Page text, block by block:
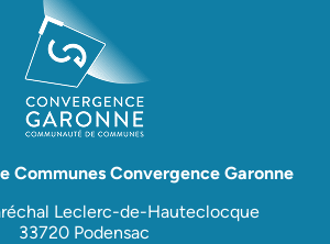
Communes Convergence Garonne
Leclerc-de-Hauteclocque
33720 Podensac